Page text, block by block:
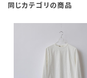
同じカテゴリの商品